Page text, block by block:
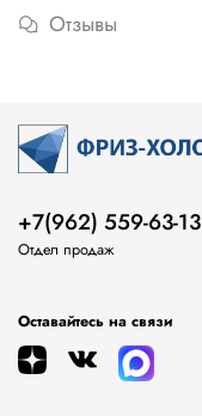
Отзывы
+7(962) 559-63-13
Отдел продаж
Оставайтесь на связи